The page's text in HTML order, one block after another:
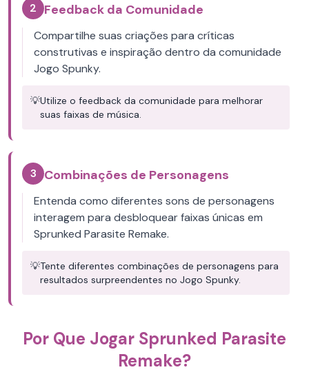
2 Feedback da Comunidade
Compartilhe suas criações para críticas
construtivas e inspiração dentro da comunidade
Jogo Spunky.
💡Utilize o feedback da comunidade para melhorar
suas faixas de música.
3 Combinações de Personagens
Entenda como diferentes sons de personagens
interagem para desbloquear faixas únicas em
Sprunked Parasite Remake.
💡Tente diferentes combinações de personagens para
resultados surpreendentes no Jogo Spunky.
Por Que Jogar Sprunked Parasite
Remake?